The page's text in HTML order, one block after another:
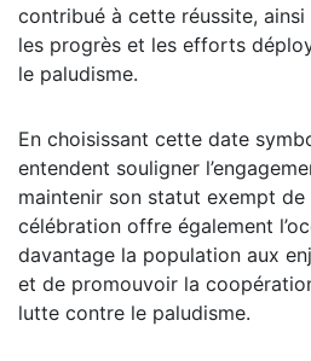
contribué à cette réussite, ainsi
les progrès et les efforts
le paludisme.
En choisissant cette date
entendent souligner
maintenir son statut exempt
célébration offre également
davantage la population aux
et de promouvoir la
lutte contre le paludisme.